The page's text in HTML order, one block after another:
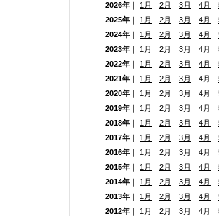
2026年 ｜ 1月 2月 3月 4月
2025年 ｜ 1月 2月 3月 4月
2024年 ｜ 1月 2月 3月 4月
2023年 ｜ 1月 2月 3月 4月
2022年 ｜ 1月 2月 3月 4月
2021年 ｜ 1月 2月 3月 4月
2020年 ｜ 1月 2月 3月 4月
2019年 ｜ 1月 2月 3月 4月
2018年 ｜ 1月 2月 3月 4月
2017年 ｜ 1月 2月 3月 4月
2016年 ｜ 1月 2月 3月 4月
2015年 ｜ 1月 2月 3月 4月
2014年 ｜ 1月 2月 3月 4月
2013年 ｜ 1月 2月 3月 4月
2012年 ｜ 1月 2月 3月 4月